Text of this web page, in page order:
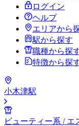
ログイン
ヘルプ
エリアから
駅から探す
職種から探
特徴から探
小木津駅
ビューティー系 /